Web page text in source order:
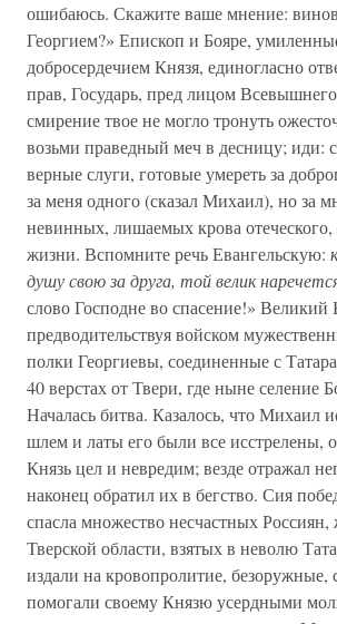
ошибаюсь. Скажите ваше мнение:
Георгием?» Епископ и Бояре,
добросердечием Князя, единогласно
прав, Государь, пред лицом
смирение твое не могло тронуть
возьми праведный меч в десницу; иди:
верные слуги, готовые умереть за
за меня одного (сказал Михаил), но за
невинных, лишаемых крова
жизни. Вспомните речь Евангельскую:
душу свою за друга, той велик
слово Господне во спасение!» Великий
предводительствуя войском
полки Георгиевы, соединенные с
40 верстах от Твери, где ныне селение
Началась битва. Казалось, что Михаил
шлем и латы его были все исстрелены,
Князь цел и невредим; везде отражал
наконец обратил их в бегство. Сия
спасла множество несчастных Россиян,
Тверской области, взятых в неволю
издали на кровопролитие, безоружные,
помогали своему Князю усердными